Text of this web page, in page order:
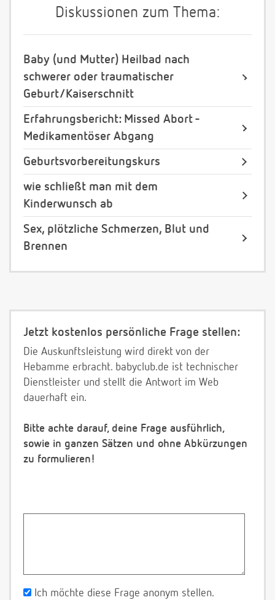
Diskussionen zum Thema:
Baby (und Mutter) Heilbad nach
schwerer oder traumatischer
Geburt/Kaiserschnitt
Erfahrungsbericht: Missed Abort -
Medikamentöser Abgang
Geburtsvorbereitungskurs
wie schließt man mit dem
Kinderwunsch ab
Sex, plötzliche Schmerzen, Blut und
Brennen
Jetzt kostenlos persönliche Frage stellen:
Die Auskunftsleistung wird direkt von der
Hebamme erbracht. babyclub.de ist technischer
Dienstleister und stellt die Antwort im Web
dauerhaft ein.
Bitte achte darauf, deine Frage ausführlich,
sowie in ganzen Sätzen und ohne Abkürzungen
zu formulieren!
Ich möchte diese Frage anonym stellen.